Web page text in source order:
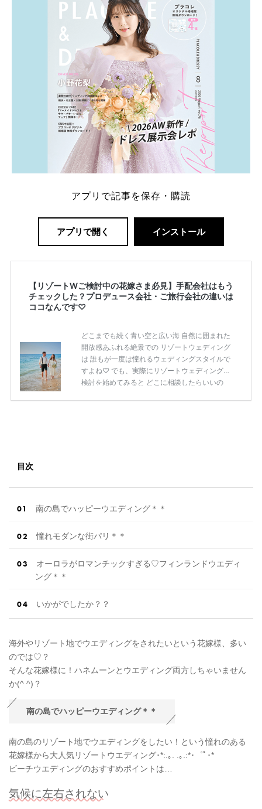
解決します。 まずは診断で候補を絞れる「ウェディ
ング診断」か、体験型 […]続きを読む
アプリで記事を保存・購読
アプリで開く インストール
【リゾートWご検討中の花嫁さま必見】手配会社はもう
チェックした？プロデュース会社・ご旅行会社の違いは
ココなんです♡
どこまでも続く青い空と広い海 自然に囲まれた
開放感あふれる絶景での リゾートウェディング
は 誰もが一度は憧れるウェディングスタイルで
すよね♡ でも、実際にリゾートウェディングの
検討を始めてみると どこに相談したらいいの
めにリゾートウェディング […]続きを読む
目次
南の島でハッピーウエディング＊＊
憧れモダンな街パリ＊＊
オーロラがロマンチックすぎる♡フィンランドウエディ
ング＊＊
いかがでしたか？？
海外やリゾート地でウエディングをされたいという花嫁様、多い
のでは♡？
そんな花嫁様に！ハネムーンとウエディング両方しちゃいません
か(^ ^)？
南の島でハッピーウエディング＊＊
南の島のリゾート地でウエディングをしたい！という憧れのある
花嫁様から大人気リゾートウエディング･*:.｡. .｡.:*･゜ﾟ･*
ビーチウエディングのおすすめポイントは…
気候に左右されない